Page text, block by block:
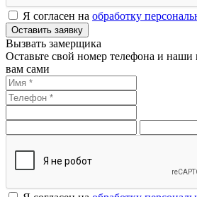
Я согласен на обработку
Оставить заявку
Вызвать замерщика
Оставьте свой номер телефона и
вам сами